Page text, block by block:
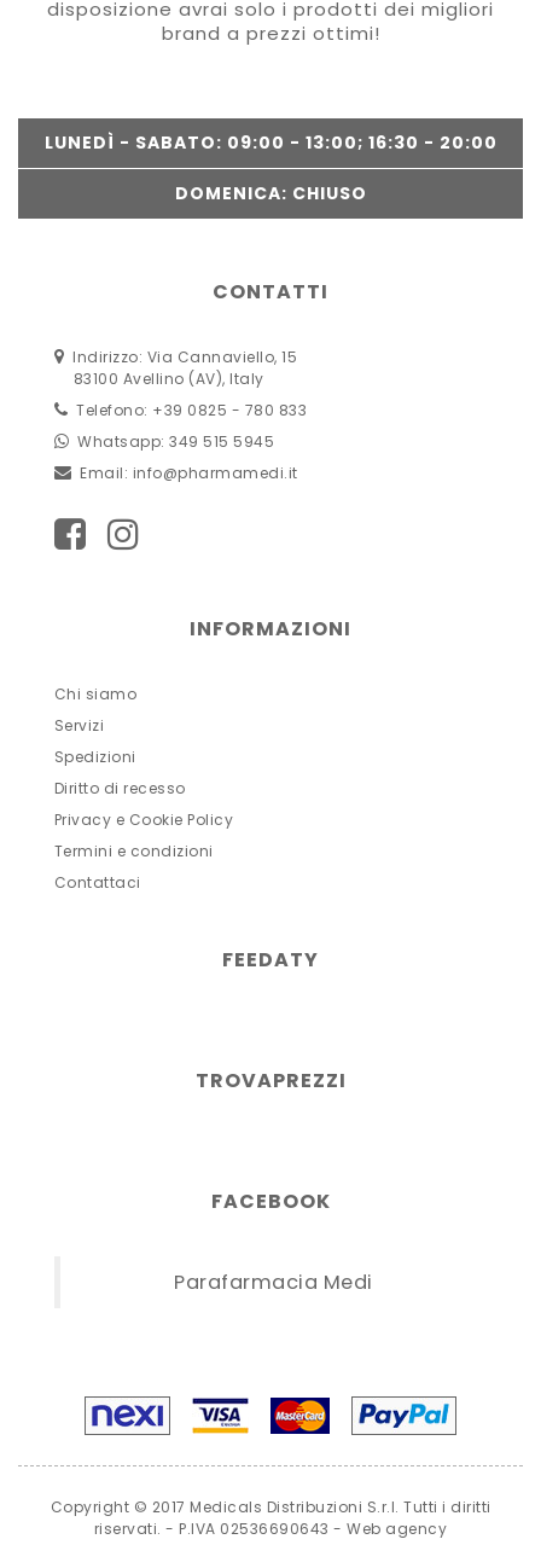
disposizione avrai solo i prodotti dei migliori
brand a prezzi ottimi!
LUNEDÌ - SABATO: 09:00 - 13:00; 16:30 - 20:00
DOMENICA: CHIUSO
CONTATTI
Indirizzo: Via Cannaviello, 15
83100 Avellino (AV), Italy
Telefono: +39 0825 - 780 833
Whatsapp: 349 515 5945
Email: info@pharmamedi.it
INFORMAZIONI
Chi siamo
Servizi
Spedizioni
Diritto di recesso
Privacy e Cookie Policy
Termini e condizioni
Contattaci
FEEDATY
TROVAPREZZI
FACEBOOK
Parafarmacia Medi
Copyright © 2017 Medicals Distribuzioni S.r.l. Tutti i diritti
riservati. - P.IVA 02536690643 -Web agency